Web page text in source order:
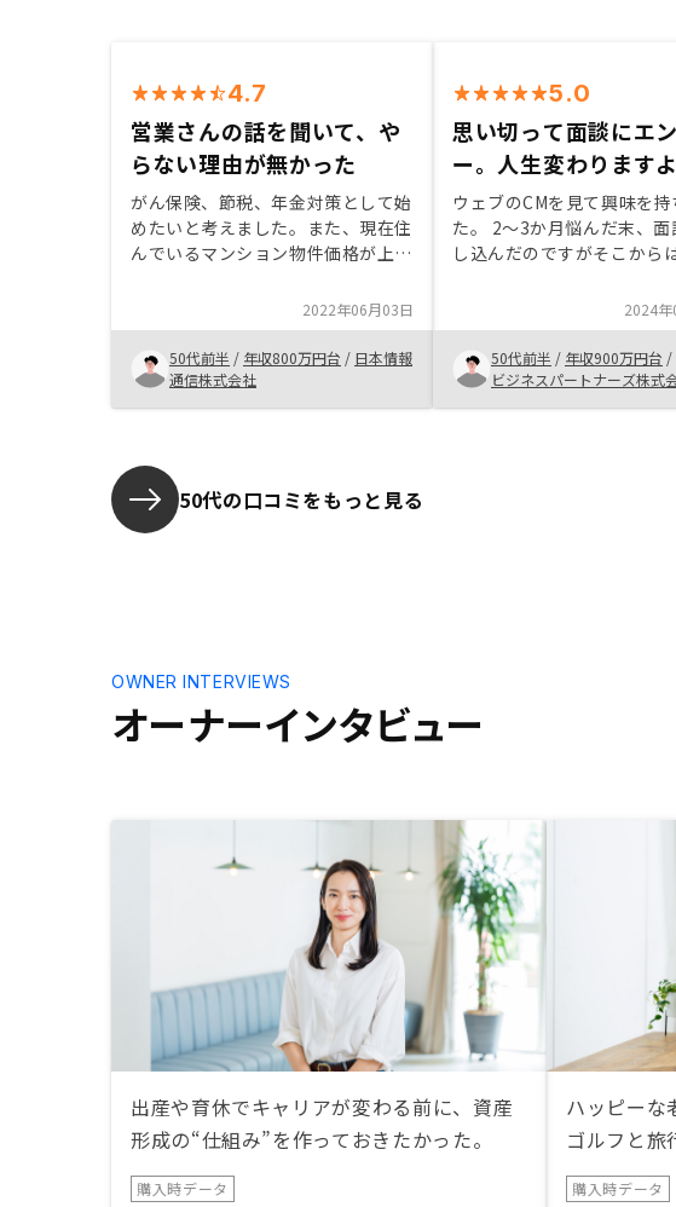
4.7
営業さんの話を聞いて、や
らない理由が無かった
がん保険、節税、年金対策として始
めたいと考えました。また、現在住
んでいるマンション物件価格が上が
様々な物件や他社複数社との比較の
結果、物件及びサービスにおいて納
得のいくご提案をいただき決断に至
りました。 今では一度決めかけた
他社関西物件において、考え直すキ
2022年06月03日
50代前半 / 年収800万円台 / 日本情報
通信株式会社
5.0
思い切って面談にエ
ー。人生変わりますよ
ウェブのCMを見て興味を持
た。 2〜3か月悩んだ末、面
し込んだのですがそこから
有しています。 不動産投資
た事で、老後資金の不安が
精神的に楽になりました。
を検討している方、不安は
いますが、先ずは面談を申
2024年
50代前半 / 年収900万円台 /
ビジネスパートナーズ株式
50代の口コミをもっと見る
オーナーインタビュー
OWNER INTERVIEWS
出産や育休でキャリアが変わる前に、資産
形成の“仕組み”を作っておきたかった。
購入時データ
ハッピーな
ゴルフと旅
購入時データ